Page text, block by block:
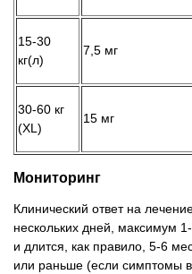
15-30
кг(л)
7,5 мг
30-60 кг
(XL)
15 мг
Мониторинг
Клинический ответ на
нескольких дней, максимум
и длится, как правило, 5-6
или раньше (если симптомы